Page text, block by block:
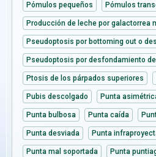
Pómulos pequeños Pómulos
Producción de leche por galactorrea
Pseudoptosis por bottoming out o
Pseudoptosis por desfondamiento
Ptosis de los párpados superiores
Pubis descolgado Punta
Punta bulbosa Punta caída
Punta desviada Punta
Punta mal soportada Punta